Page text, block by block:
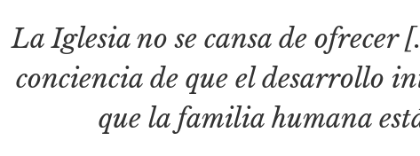
La Iglesia no se cansa de ofrecer
conciencia de que el desarrollo
que la familia humana